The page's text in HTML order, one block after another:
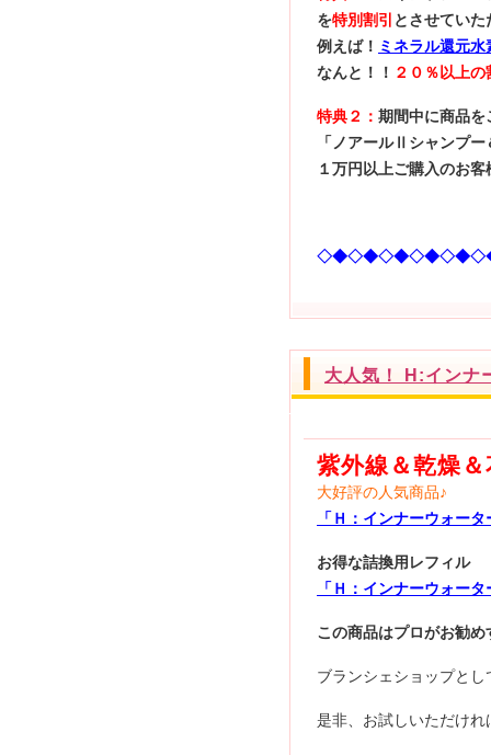
を特別割引 とさせていた
例えば！ ミネラル還元
なんと！！ ２０％以上の
特典２： 期間中に商品を
「ノアールⅡシャンプ
１万円以上ご購入のお
大人気！ H:インナ
紫外線＆乾燥
大好評の人気商品♪
「Ｈ：インナーウォー
お得な詰換用レフィル
「Ｈ：インナーウォー
この商品はプロがお勧
ブランシェショップと
是非、お試しいただけ